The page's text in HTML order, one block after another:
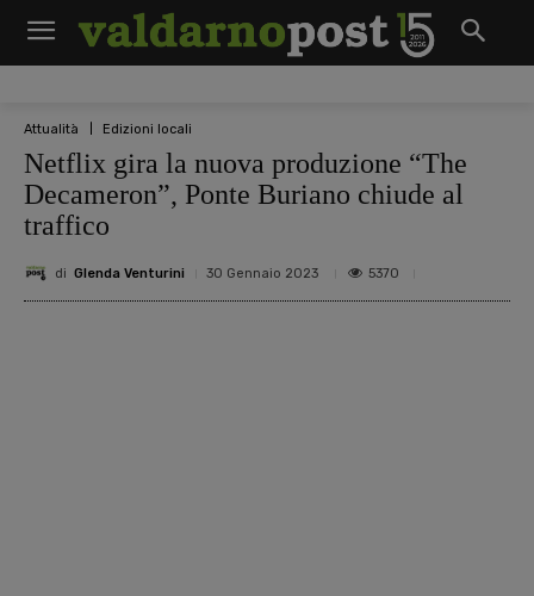
Attualità Edizioni locali
Netflix gira la nuova produzione “The
Decameron”, Ponte Buriano chiude al
traffico
di Glenda Venturini 30 Gennaio 2023 5370